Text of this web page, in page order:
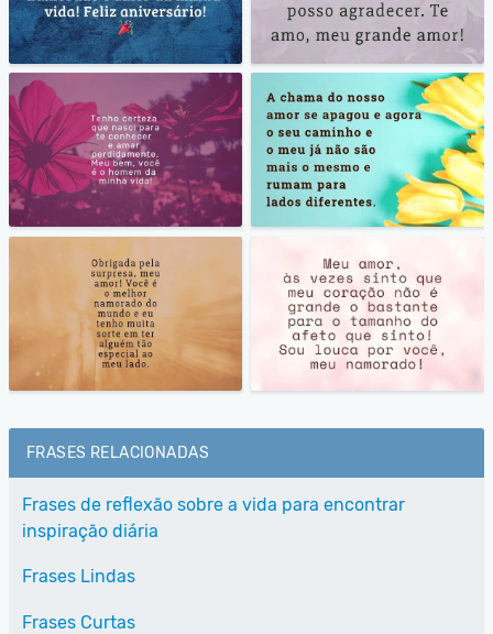
FRASES RELACIONADAS
Frases de reflexão sobre a vida para encontrar
inspiração diária
Frases Lindas
Frases Curtas